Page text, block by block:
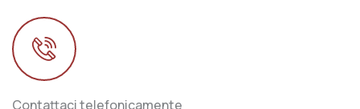
Contattaci telefonicamente